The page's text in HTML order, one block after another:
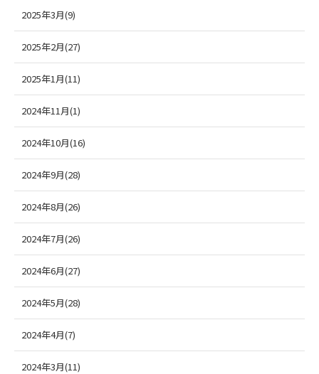
2025年3月(9)
2025年2月(27)
2025年1月(11)
2024年11月(1)
2024年10月(16)
2024年9月(28)
2024年8月(26)
2024年7月(26)
2024年6月(27)
2024年5月(28)
2024年4月(7)
2024年3月(11)